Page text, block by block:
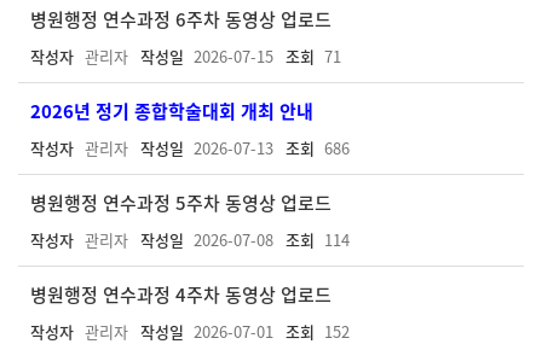
병원행정 연수과정 6주차 동영상 업로드
작성자 관리자 작성일 2026-07-15 조회 71
2026년 정기 종합학술대회 개최 안내
작성자 관리자 작성일 2026-07-13 조회 686
병원행정 연수과정 5주차 동영상 업로드
작성자 관리자 작성일 2026-07-08 조회 114
병원행정 연수과정 4주차 동영상 업로드
작성자 관리자 작성일 2026-07-01 조회 152